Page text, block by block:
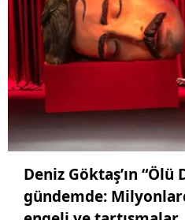
Deniz Göktaş’ın
gündemde: